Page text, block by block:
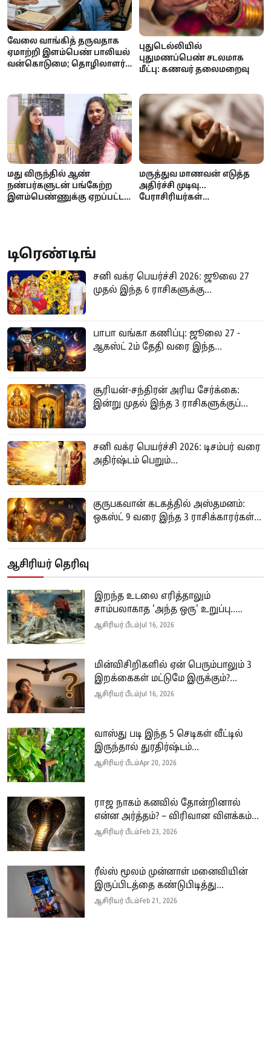
வேலை வாங்கித் தருவதாக
ஏமாற்றி இளம்பெண் பாலியல்
வன்கொடுமை; தொழிலாளர்
புதுடெல்லியில்
புதுமணப்பெண் சடலமாக
மீட்பு: கணவர் தலைமறைவு
மது விருந்தில் ஆண்
நண்பர்களுடன் பங்கேற்ற
இளம்பெண்ணுக்கு ஏறப்பட்ட
மருத்துவ மாணவன் எடுத்த
அதிர்ச்சி முடிவு...
பேராசிரியர்கள்
டிரெண்டிங்
சனி வக்ர பெயர்ச்சி 2026: ஜூலை 27
முதல் இந்த 6 ராசிகளுக்கு...
பாபா வங்கா கணிப்பு: ஜூலை 27 -
ஆகஸ்ட் 2ம் தேதி வரை இந்த...
சூரியன்-சந்திரன் அரிய சேர்க்கை:
இன்று முதல் இந்த 3 ராசிகளுக்குப்...
சனி வக்ர பெயர்ச்சி 2026: டிசம்பர் வரை
அதிர்ஷ்டம் பெறும்...
குருபகவான் கடகத்தில் அஸ்தமனம்:
ஒகஸ்ட் 9 வரை இந்த 3 ராசிக்காரர்கள்...
ஆசிரியர் தெரிவு
இறந்த உடலை எரித்தாலும்
சாம்பலாகாத 'அந்த ஒரு' உறுப்பு.....
ஆசிரியர் பீடம் Jul 16, 2026
மின்விசிறிகளில் ஏன் பெரும்பாலும் 3
இறக்கைகள் மட்டுமே இருக்கும்?...
ஆசிரியர் பீடம் Jul 16, 2026
வாஸ்து படி இந்த 5 செடிகள் வீட்டில்
இருந்தால் துரதிர்ஷ்டம்...
ஆசிரியர் பீடம்Apr 20, 2026
ராஜ நாகம் கனவில் தோன்றினால்
என்ன அர்த்தம்? – விரிவான விளக்கம்...
ஆசிரியர் பீடம்Feb 23, 2026
ரீல்ஸ் மூலம் முன்னாள் மனைவியின்
இருப்பிடத்தை கண்டுபிடித்து...
ஆசிரியர் பீடம்Feb 21, 2026